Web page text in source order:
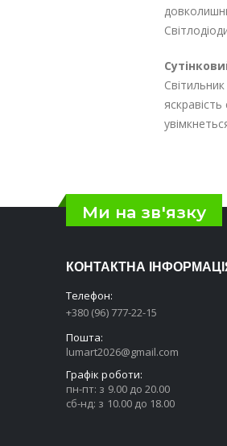
Ми на зв'язку
КОНТАКТНА
Телефон:
+380 (96) 777-22-15
Пошта:
lumart2026@gmail.com
Графік роботи:
пн-пт: з 9.00 до 20.00
сб-нд: з 10.00 до 18.00